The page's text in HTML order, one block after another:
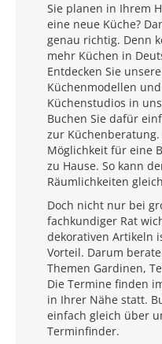
Sie planen in Ihrem
eine neue Küche?
genau richtig. Denn
mehr Küchen in
Entdecken Sie
Küchenmodellen
Küchenstudios in
Buchen Sie dafür
zur
Möglichkeit für eine
zu Hause. So kann
Räumlichkeiten
Doch nicht nur bei
fachkundiger Rat
dekorativen Artikeln
Vorteil. Darum
Themen Gardinen,
Die Termine finden
in Ihrer Nähe statt.
einfach gleich über
Terminfinder.